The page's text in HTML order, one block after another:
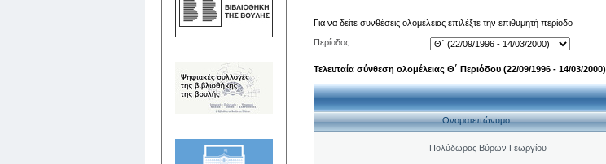
Για να δείτε συνθέσεις ολομέλειας επιλέξτε την επιθυμητή περίοδο
Περίοδος:
Τελευταία σύνθεση ολομέλειας Θ΄ Περιόδου (22/09/1996 - 14/03/2000)
Ονοματεπώνυμο
Πολύδωρας Βύρων Γεωργίου